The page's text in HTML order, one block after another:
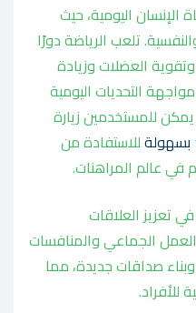
الإنسان اليومية، حيث
تلعب الرياضة دورًا
العضلات وزيادة
التحديات اليومية
للمستخدمين زيارة
للاستفادة من
في عالم المراهنات.
تعزيز العلاقات
العمل الجماعي والمنافسات
وبناء صداقات جديدة، مما
للأفراد.